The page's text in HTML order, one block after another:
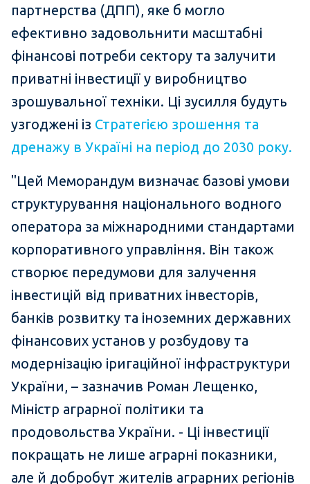
партнерства (ДПП), яке б могло
ефективно задовольнити масштабні
фінансові потреби сектору та залучити
приватні інвестиції у виробництво
зрошувальної техніки. Ці зусилля будуть
узгоджені із Стратегією зрошення та
дренажу в Україні на період до 2030 року.
"Цей Меморандум визначає базові умови
структурування національного водного
оператора за міжнародними стандартами
корпоративного управління. Він також
створює передумови для залучення
інвестицій від приватних інвесторів,
банків розвитку та іноземних державних
фінансових установ у розбудову та
модернізацію іригаційної інфраструктури
України, – зазначив Роман Лещенко,
Міністр аграрної політики та
продовольства України. - Ці інвестиції
покращать не лише аграрні показники,
але й добробут жителів аграрних регіонів